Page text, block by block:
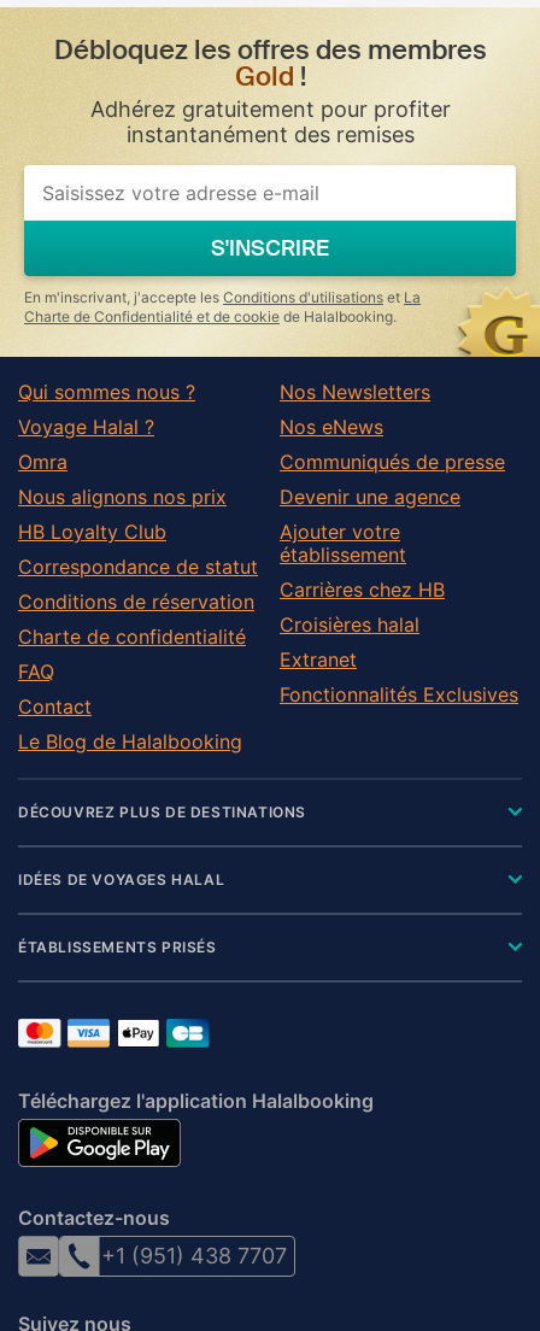
Débloquez les offres des membres
Gold !
Adhérez gratuitement pour profiter
instantanément des remises
If
you
ignore
this
field
S'INSCRIRE
En m'inscrivant, j'accepte les Conditions d'utilisations et La
Charte de Confidentialité et de cookie de Halalbooking.
Qui sommes nous ?
Voyage Halal ?
Omra
Nous alignons nos prix
HB Loyalty Club
Correspondance de statut
Conditions de réservation
Charte de confidentialité
FAQ
Contact
Le Blog de Halalbooking
Nos Newsletters
Nos eNews
Communiqués de presse
Devenir une agence
Ajouter votre
établissement
Carrières chez HB
Croisières halal
Extranet
Fonctionnalités Exclusives
DÉCOUVREZ PLUS DE DESTINATIONS
IDÉES DE VOYAGES HALAL
ÉTABLISSEMENTS PRISÉS
Téléchargez l'application Halalbooking
Contactez-nous
+1 (951) 438 7707
Suivez nous